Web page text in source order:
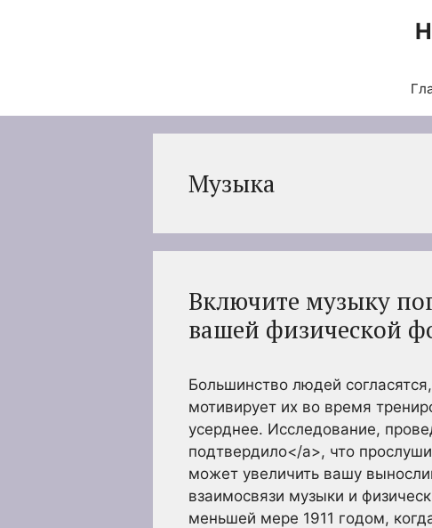
Музыка
Включите музыку
вашей физической
Большинство людей
мотивирует их во время
усерднее. Исследование,
подтвердило</a>, что
может увеличить вашу
взаимосвязи музыки и
меньшей мере 1911 годом,